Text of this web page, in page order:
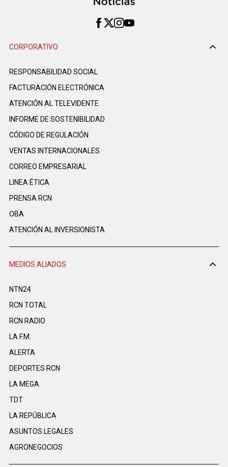
CORPORATIVO
RESPONSABILIDAD SOCIAL
FACTURACIÓN ELECTRÓNICA
ATENCIÓN AL TELEVIDENTE
INFORME DE SOSTENIBILIDAD
CÓDIGO DE REGULACIÓN
VENTAS INTERNACIONALES
CORREO EMPRESARIAL
LINEA ÉTICA
PRENSA RCN
OBA
ATENCIÓN AL INVERSIONISTA
MEDIOS ALIADOS
NTN24
RCN TOTAL
RCN RADIO
LA F.M.
ALERTA
DEPORTES RCN
LA MEGA
TDT
LA REPÚBLICA
ASUNTOS LEGALES
AGRONEGOCIOS